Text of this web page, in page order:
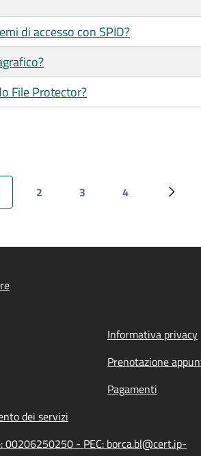
di accesso con SPID?
File Protector?
attuale
Pagina
2
Pagina
3
Pagina
4
Informativa privacy
Prenotazione
Pagamenti
dei servizi
- PEC: borca.bl@cert.ip-